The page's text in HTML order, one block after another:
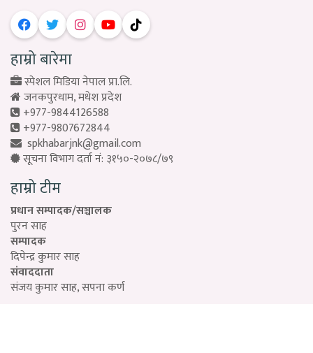
हाम्रो बारेमा
स्पेशल मिडिया नेपाल प्रा.लि.
जनकपुरधाम, मधेश प्रदेश
+977-9844126588
+977-9807672844
spkhabarjnk@gmail.com
सूचना विभाग दर्ता नं: ३१५०-२०७८/७९
हाम्रो टीम
प्रधान सम्पादक/सञ्चालक
पुरन साह
सम्पादक
दिपेन्द्र कुमार साह
संवाददाता
संजय कुमार साह, सपना कर्ण